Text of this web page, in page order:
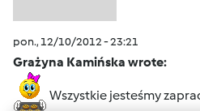
pon., 12/10/2012 - 23:21
Grażyna Kamińska wrote:
Wszystkie jesteśmy